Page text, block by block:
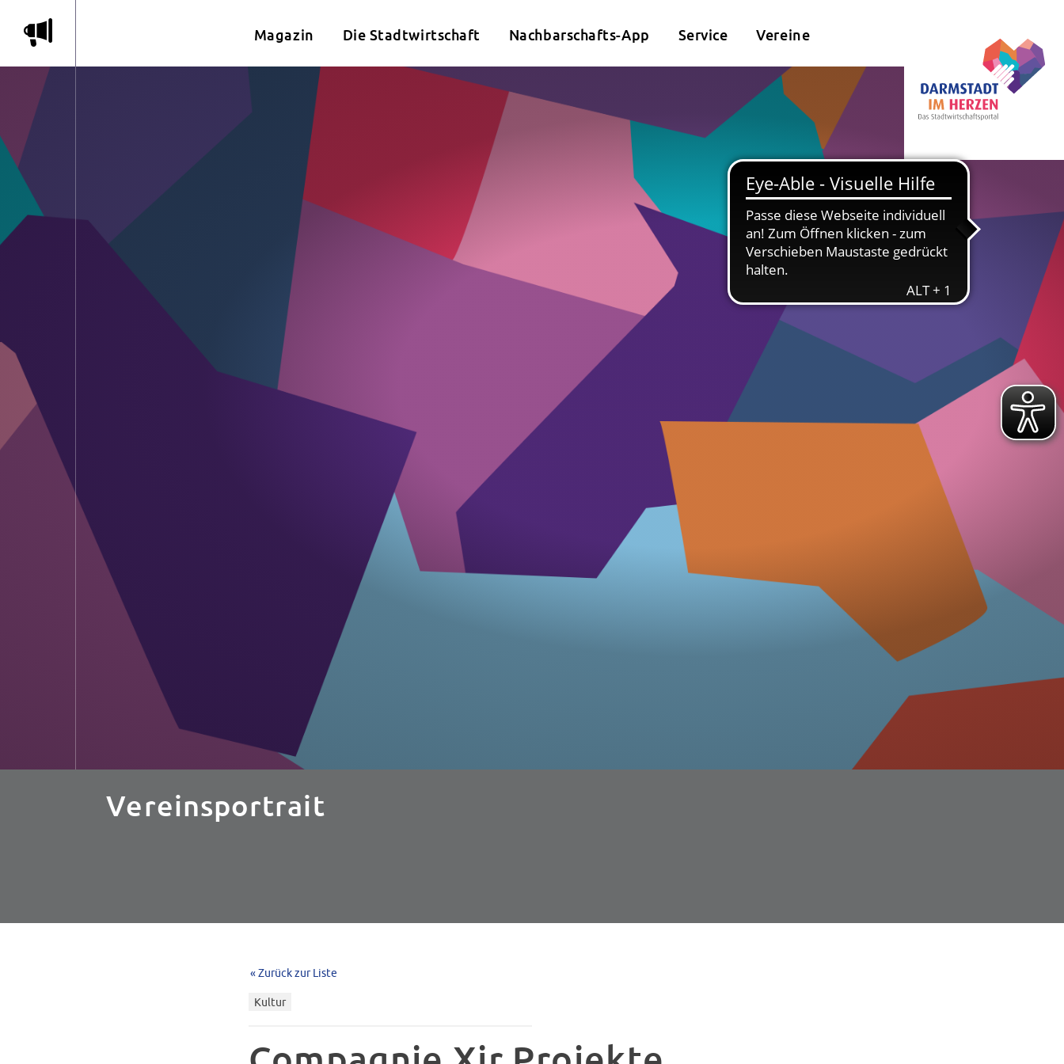
m Magazin Die Stadtwirtschaft Nachbarschafts-App Service Vereine
Vereinsportrait
« Zurück zur Liste
Kultur